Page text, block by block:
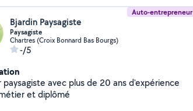
Auto-entrepreneur
Bjardin Paysagiste
Paysagiste
Chartres (Croix Bonnard Bas Bourgs)
-/5
paysagiste avec plus de 20 ans d'expérience
et diplômé